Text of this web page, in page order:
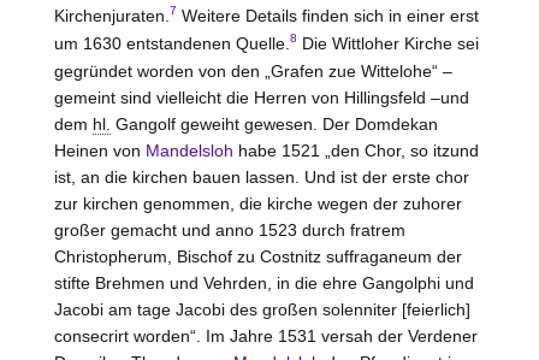
Kirchenjuraten. 7 Weitere Details finden sich in einer erst
um 1630 entstandenen Quelle. 8 Die Wittloher Kirche sei
gegründet worden von den „Grafen zue Wittelohe“ –
gemeint sind vielleicht die Herren von Hillingsfeld –und
dem hl. Gangolf geweiht gewesen. Der Domdekan
Heinen von Mandelsloh habe 1521 „den Chor, so itzund
ist, an die kirchen bauen lassen. Und ist der erste chor
zur kirchen genommen, die kirche wegen der zuhorer
großer gemacht und anno 1523 durch fratrem
Christopherum, Bischof zu Costnitz suffraganeum der
stifte Brehmen und Vehrden, in die ehre Gangolphi und
Jacobi am tage Jacobi des großen solenniter [feierlich]
consecrirt worden“. Im Jahre 1531 versah der Verdener